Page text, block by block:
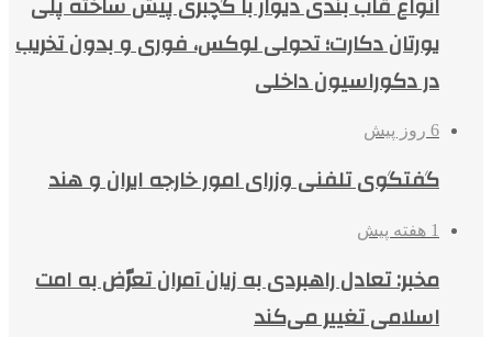
یورتان دکارت؛ تحولی لوکس، فوری و بدون تخریب
در دکوراسیون داخلی
6 روز پیش
گفتگوی تلفنی وزرای امور خارجه ایران و هند
1 هفته پیش
مخبر: تعادل راهبردی به زیان آمران تعرّض به امت
اسلامی تغییر می‌کند